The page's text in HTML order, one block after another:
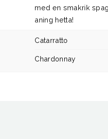
med en smakrik
aning hetta!
Catarratto
Chardonnay